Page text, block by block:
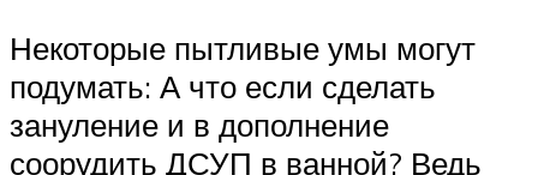
Некоторые пытливые умы могут
подумать: А что если сделать
зануление и в дополнение
соорудить ДСУП в ванной? Ведь